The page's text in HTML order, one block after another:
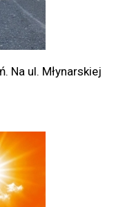
Na ul. Młynarskiej